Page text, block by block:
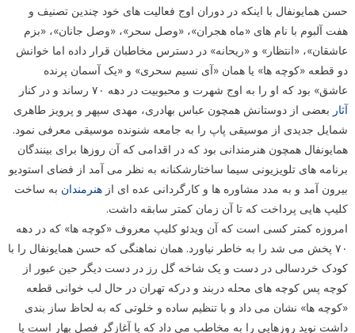
حسن همایونفال با اینکه در دوران اوج فعالیت های خود چندین تصنیف و
هفت آلبوم با نام های «ماه هجران»، «وصل سحر»، «وصل جانان»، «بزم
عاشقان»، «انتظار» و «ریحانه» در دسترس مخاطبان قرار داده اما خوانش
دو قطعه «کوچه ها» یا همان «آی نسیم سحری» و «یک آسمان پرنده
عاشق» بود که او را به اوج شهرت و محبوبیت در دهه ۷۰ رساند و در کنار
آثار بعضی از دوستانش همچون عباس بهادری، مهدی سپهر و پرویز طاهری
شمایل جدیدی از موسیقی پاپ را به جامعه شنونده موسیقی معرفی نمود.
همایونفال همچون هنرمندانی بود که در اقدامی که آن روزها برای بینندگان
برنامه های تلویزیونی سیما ساختارشکنانه به نظر می آمد از فضای استودیو
بیرون آمد و به مدد مشاوره ها و کارگردانی عده ای از هنرمندان به ساخت
کلیپ هایی پرداخت که تا آن زمان کمتر سابقه داشت.
امروزه کمتر کسی است که آن ویدئو کلیپ معروف «کوچه ها» که در دهه
۷۰ پخش می شد را به خاطر نیاورد. همان نماهنگی که حسن همایونفال را با
کودک خردسالی در دست و یک شاخه گل رز در دست دیگر حین عبور از
کوچه پس کوچه های محله دربند و درکه تهران در حال لب خوانی قطعه
«کوچه ها» نشان می داد و با تنظیم ساده و خلوتی که به لحاظ ساز بندی
داشت نوید روزهایی را به مخاطب می داد که یا آغازگر فصل بهار است یا